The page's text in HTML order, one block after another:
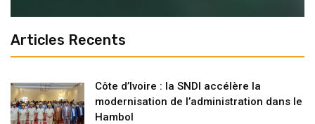
Articles Recents
Côte d’Ivoire : la SNDI accélère la
modernisation de l’administration dans le
Hambol